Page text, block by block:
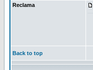
Reclama
Back to top